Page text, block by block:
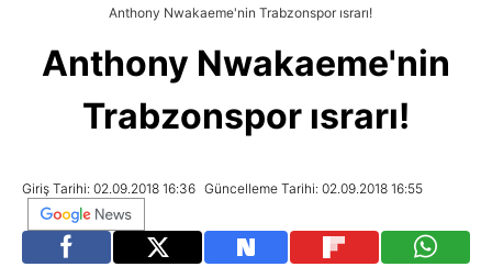
Anthony Nwakaeme'nin Trabzonspor ısrarı!
Anthony Nwakaeme'nin
Trabzonspor ısrarı!
Giriş Tarihi: 02.09.2018 16:36 Güncelleme Tarihi: 02.09.2018 16:55